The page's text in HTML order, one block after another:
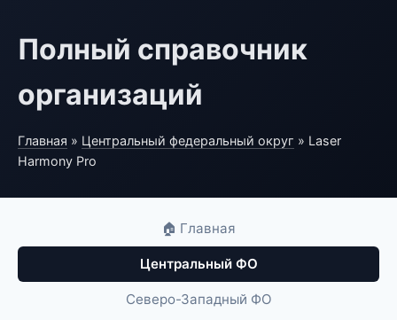
Полный справочник
организаций
Главная » Центральный федеральный округ » Laser
Harmony Pro
🏠 Главная
Центральный ФО
Северо-Западный ФО